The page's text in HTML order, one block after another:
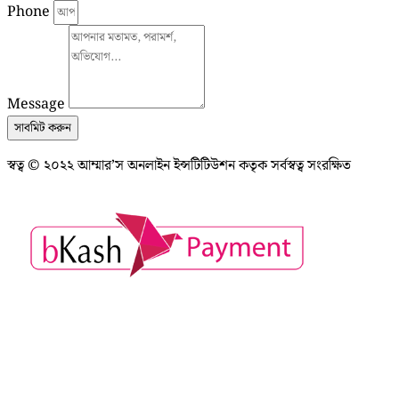
Phone
Message
সাবমিট করুন
স্বত্ব © ২০২২ আম্মার’স অনলাইন ইন্সটিটিউশন কতৃক সর্বস্বত্ব সংরক্ষিত